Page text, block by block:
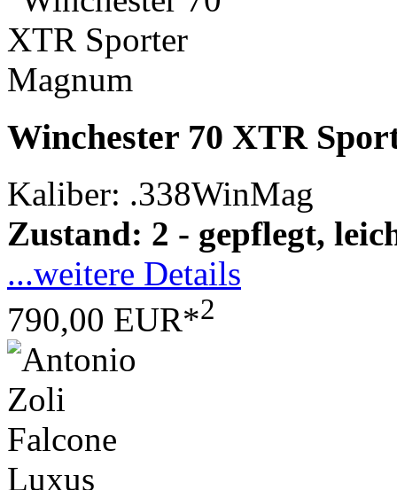
Winchester 70 XTR
Kaliber: .338WinMag
Zustand: 2 - gepflegt,
...weitere Details
790,00 EUR*2